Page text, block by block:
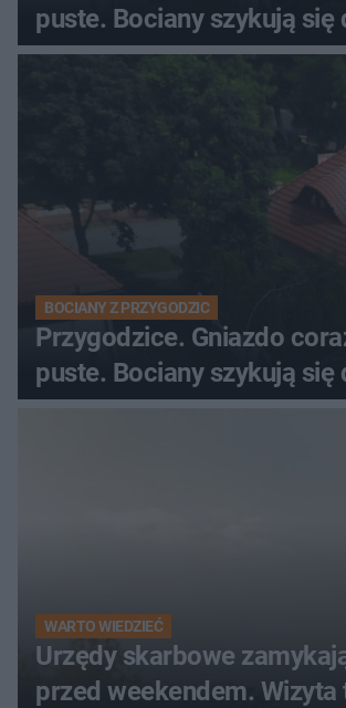
puste. Bociany szykują się
BOCIANY Z PRZYGODZIC
Przygodzice. Gniazdo
puste. Bociany szykują się
WARTO WIEDZIEĆ
Urzędy skarbowe
przed weekendem. Wizyta